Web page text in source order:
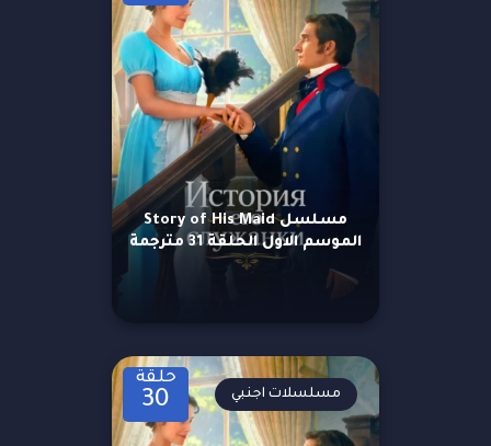
مسلسل Story of His Maid
الموسم الاول الحلقة 31 مترجمة
حلقة
30 مسلسلات اجنبي